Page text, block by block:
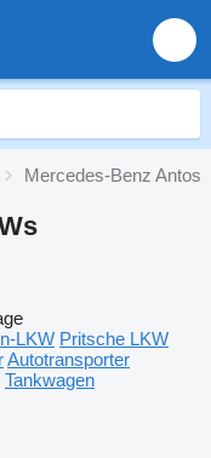
Mercedes-Benz Antos
LKW Pritsche LKW
Autotransporter
Tankwagen